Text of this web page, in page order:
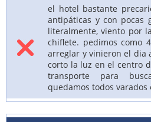
el hotel bastante
antipáticas y con pocas
literalmente, viento por
chiflete. pedimos como
arreglar y vinieron el dia
corto la luz en el centro
transporte para
quedamos todos varados